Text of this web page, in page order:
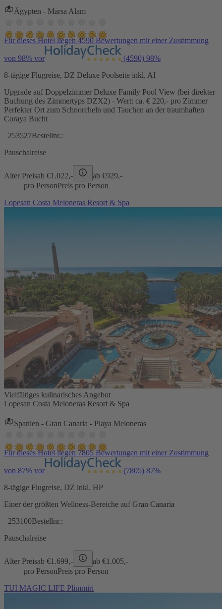
Ägypten - Marsa Alam
Für dieses Hotel liegen 4590 Bewertungen mit einer Zustimmung
von 98% vor (4590) 98%
8-tägige Flugreise, DZ Deluxe Poolseite inkl. AI
Upgrade auf Doppelzimmer Deluxe Family Pool View (bei direkter
Buchung des Zimmertyps DZX2) - Wert: ca. € 220,- pro Zimmer
Perfekter Ort zum Schnorcheln und Tauchen an der traumhaften
Coraya Bucht
253527Bestellnr.:
Pauschalreise
Alter Preisab €1.022,- ab €929,-
pro PersonPreis pro Person
Lopesan Costa Meloneras Resort & Spa
Vielfältiges kulinarisches Angebot
Lopesan Costa Meloneras Resort & Spa
Spanien - Gran Canaria - Playa Meloneras
Für dieses Hotel liegen 7805 Bewertungen mit einer Zustimmung
von 87% vor (7805) 87%
8-tägige Flugreise, DZ inkl. HP
Einer der größten Wellness-Bereiche auf Gran Canaria
253100Bestellnr.:
Pauschalreise
Alter Preisab €1.699,- ab €1.005,-
pro PersonPreis pro Person
TUI MAGIC LIFE Plimmiri